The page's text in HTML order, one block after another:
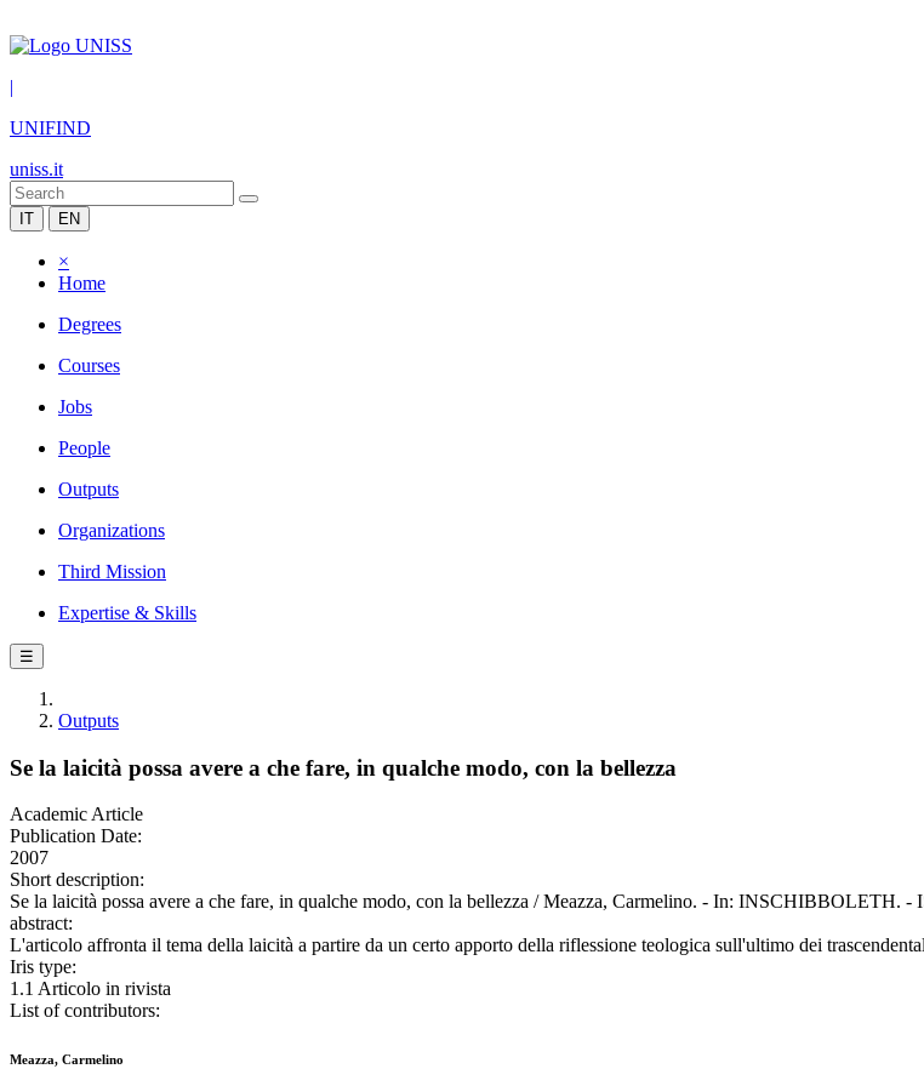
|
UNIFIND
uniss.it
IT EN
×
Home
Degrees
Courses
Jobs
People
Outputs
Organizations
Third Mission
Expertise & Skills
☰
Outputs
Se la laicità possa avere a che fare, in qualche modo, con la bellezza
Academic Article
Publication Date:
2007
Short description:
Se la laicità possa avere a che fare, in qualche modo, con la bellezza / Meazza, Carmelino. - In: INSCHIBBOLETH. -
abstract:
L'articolo affronta il tema della laicità a partire da un certo apporto della riflessione teologica sull'ultimo dei
Iris type:
1.1 Articolo in rivista
List of contributors:
Meazza, Carmelino